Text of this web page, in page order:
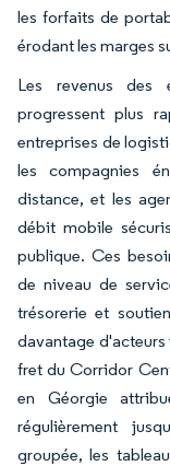
les forfaits de
érodant les marges
Les revenus des
progressent plus
entreprises de
les compagnies
distance, et les
débit mobile
publique. Ces
de niveau de
trésorerie et
davantage d'acteurs
fret du Corridor
en Géorgie
régulièrement
groupée, les